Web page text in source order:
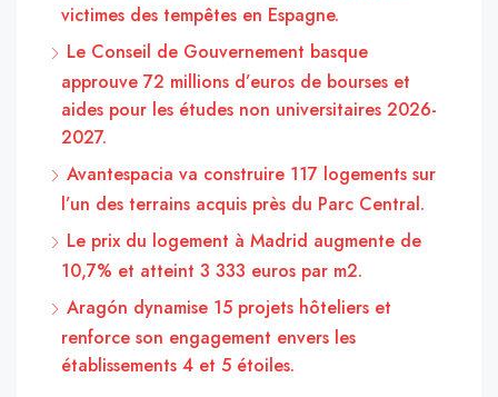
victimes des tempêtes en Espagne.
Le Conseil de Gouvernement basque
approuve 72 millions d’euros de bourses et
aides pour les études non universitaires 2026-
2027.
Avantespacia va construire 117 logements sur
l’un des terrains acquis près du Parc Central.
Le prix du logement à Madrid augmente de
10,7% et atteint 3 333 euros par m2.
Aragón dynamise 15 projets hôteliers et
renforce son engagement envers les
établissements 4 et 5 étoiles.